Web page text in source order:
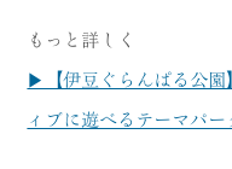
もっと詳しく
▶【伊豆ぐらんぱる公園
ィブに遊べるテーマパー